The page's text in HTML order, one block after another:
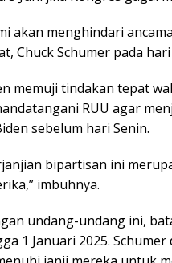
akan menghindari
Chuck Schumer pada
memuji tindakan tepat
RUU agar
sebelum hari Senin.
bipartisan ini
imbuhnya.
undang-undang ini,
1 Januari 2025.